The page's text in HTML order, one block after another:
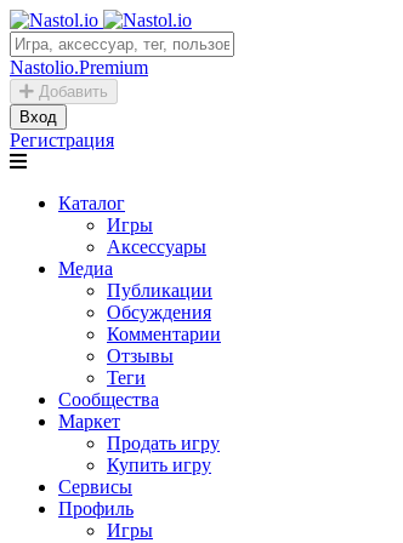
Nastolio.Premium
Добавить
Вход
Регистрация
Каталог
Игры
Аксессуары
Медиа
Публикации
Обсуждения
Комментарии
Отзывы
Теги
Сообщества
Маркет
Продать игру
Купить игру
Сервисы
Профиль
Игры